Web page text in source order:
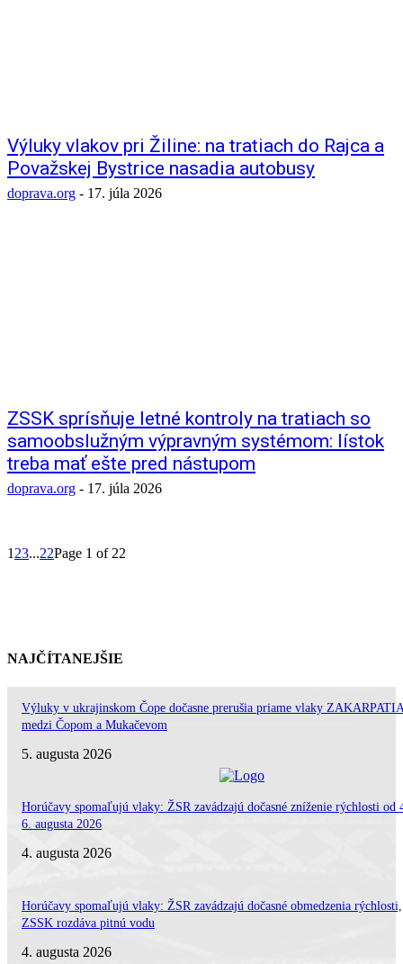
Výluky vlakov pri Žiline: na tratiach do Rajca a
Považskej Bystrice nasadia autobusy
doprava.org - 17. júla 2026
ZSSK sprísňuje letné kontroly na tratiach so
samoobslužným výpravným systémom: lístok
treba mať ešte pred nástupom
doprava.org - 17. júla 2026
1 23...22Page 1 of 22
NAJČÍTANEJŠIE
Výluky v ukrajinskom Čope dočasne prerušia priame vlaky
medzi Čopom a Mukačevom
5. augusta 2026
Horúčavy spomaľujú vlaky: ŽSR zavádzajú dočasné zníženie rýchlosti od
6. augusta 2026
4. augusta 2026
Horúčavy spomaľujú vlaky: ŽSR zavádzajú dočasné obmedzenia rýchlosti,
ZSSK rozdáva pitnú vodu
4. augusta 2026